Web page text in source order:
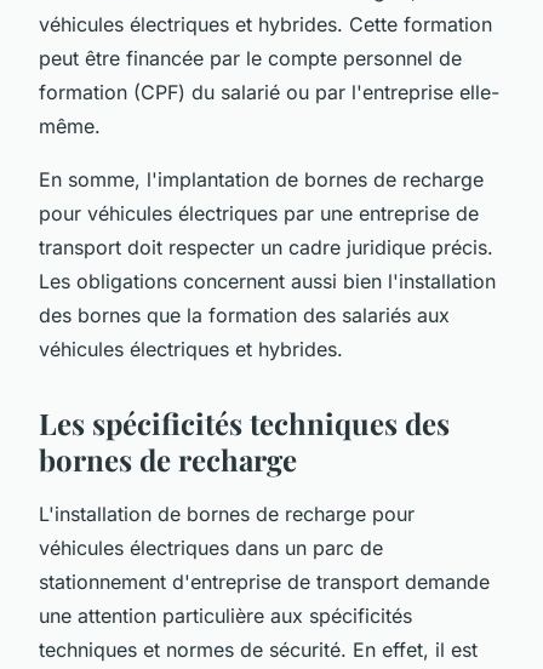
véhicules électriques et hybrides. Cette formation
peut être financée par le compte personnel de
formation (CPF) du salarié ou par l'entreprise elle-
même.
En somme, l'implantation de bornes de recharge
pour véhicules électriques par une entreprise de
transport doit respecter un cadre juridique précis.
Les obligations concernent aussi bien l'installation
des bornes que la formation des salariés aux
véhicules électriques et hybrides.
Les spécificités techniques des
bornes de recharge
L'installation de bornes de recharge pour
véhicules électriques dans un parc de
stationnement d'entreprise de transport demande
une attention particulière aux spécificités
techniques et normes de sécurité. En effet, il est